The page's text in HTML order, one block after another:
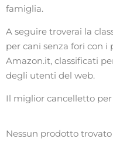
famiglia.
A seguire troverai la
per cani senza fori con
Amazon.it, classificati
degli utenti del web.
Il miglior cancelletto per
Nessun prodotto trovato